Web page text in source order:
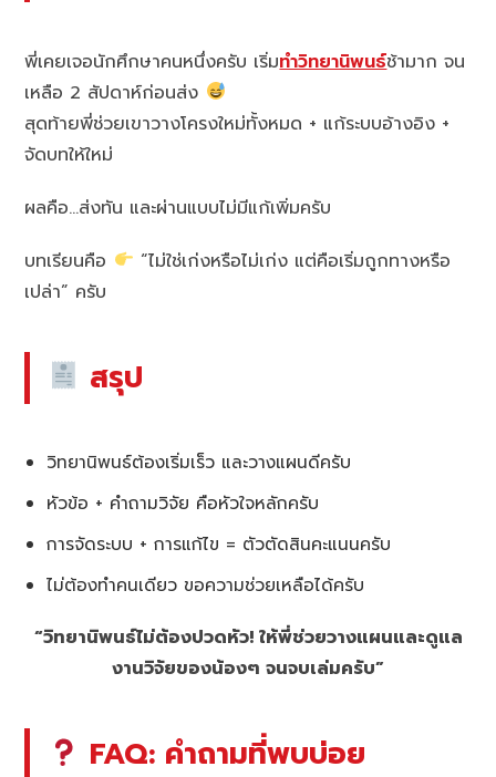
พี่เคยเจอนักศึกษาคนหนึ่งครับ เริ่มทำวิทยานิพนธ์ช้ามาก จน
เหลือ 2 สัปดาห์ก่อนส่ง
สุดท้ายพี่ช่วยเขาวางโครงใหม่ทั้งหมด + แก้ระบบอ้างอิง +
จัดบทให้ใหม่
ผลคือ…ส่งทัน และผ่านแบบไม่มีแก้เพิ่มครับ
บทเรียนคือ
“ไม่ใช่เก่งหรือไม่เก่ง แต่คือเริ่มถูกทางหรือ
เปล่า” ครับ
สรุป
วิทยานิพนธ์ต้องเริ่มเร็ว และวางแผนดีครับ
หัวข้อ + คำถามวิจัย คือหัวใจหลักครับ
การจัดระบบ + การแก้ไข = ตัวตัดสินคะแนนครับ
ไม่ต้องทำคนเดียว ขอความช่วยเหลือได้ครับ
“วิทยานิพนธ์ไม่ต้องปวดหัว! ให้พี่ช่วยวางแผนและดูแล
งานวิจัยของน้องๆ จนจบเล่มครับ”
FAQ: คำถามที่พบบ่อย